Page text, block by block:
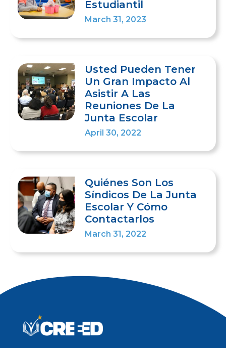
Estudiantil
March 31, 2023
Usted Pueden Tener
Un Gran Impacto Al
Asistir A Las
Reuniones De La
Junta Escolar
April 30, 2022
Quiénes Son Los
Síndicos De La Junta
Escolar Y Cómo
Contactarlos
March 31, 2022